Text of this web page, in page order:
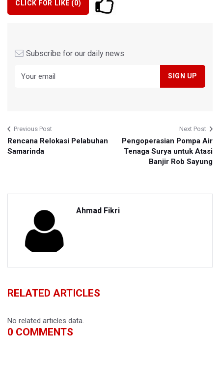
CLICK FOR LIKE (0)
Subscribe for our daily news
Previous Post
Rencana Relokasi Pelabuhan
Samarinda
Next Post
Pengoperasian Pompa Air
Tenaga Surya untuk Atasi
Banjir Rob Sayung
Ahmad Fikri
RELATED ARTICLES
No related articles data.
0 COMMENTS